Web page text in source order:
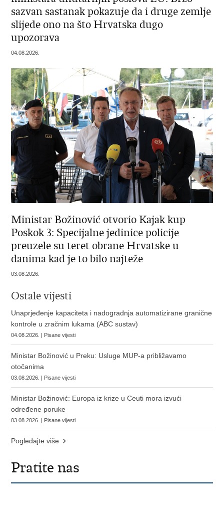
sazvan sastanak pokazuje da i druge zemlje
slijede ono na što Hrvatska dugo
upozorava
04.08.2026.
Ministar Božinović otvorio Kajak kup
Poskok 3: Specijalne jedinice policije
preuzele su teret obrane Hrvatske u
danima kad je to bilo najteže
03.08.2026.
Ostale vijesti
Unaprjeđenje kapaciteta i nadogradnja automatizirane granične
kontrole u zračnim lukama (ABC sustav)
04.08.2026. | Pisane vijesti
Ministar Božinović u Preku: Usluge MUP-a približavamo
otočanima
03.08.2026. | Pisane vijesti
Ministar Božinović: Europa iz krize u Ceuti mora izvući
određene poruke
03.08.2026. | Pisane vijesti
Pogledajte više
Pratite nas